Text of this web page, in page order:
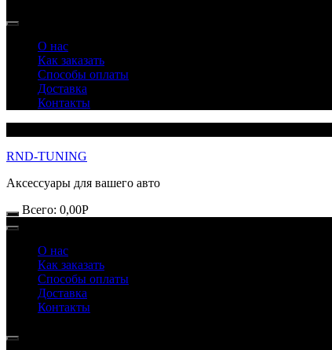
О нас
Как заказать
Способы оплаты
Доставка
Контакты
RND-TUNING
Аксессуары для вашего авто
Всего: 0,00Р
О нас
Как заказать
Способы оплаты
Доставка
Контакты